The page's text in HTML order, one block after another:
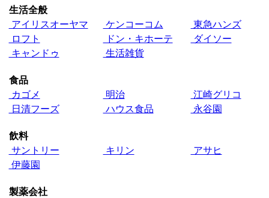
生活全般
アイリスオーヤマ
ケンコーコム
東急ハンズ
ロフト
ドン・キホーテ
ダイソー
キャンドゥ
生活雑貨
食品
カゴメ
明治
江崎グリコ
日清フーズ
ハウス食品 永谷園
飲料
サントリー
キリン
アサヒ
伊藤園
製薬会社